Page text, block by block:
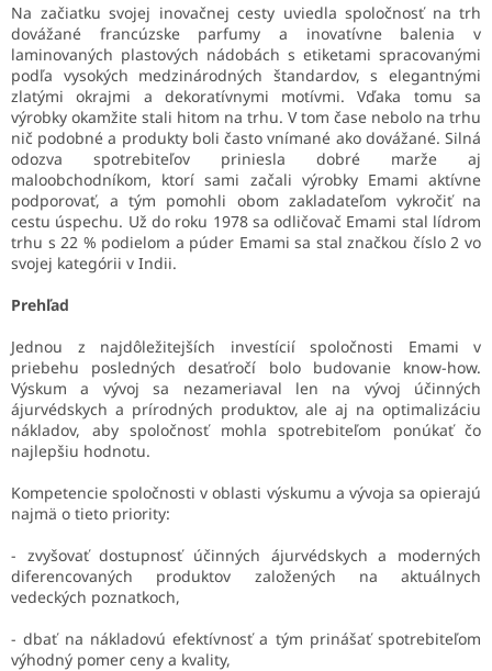
Na začiatku svojej inovačnej cesty uviedla spoločnosť na trh
dovážané francúzske parfumy a inovatívne balenia v
laminovaných plastových nádobách s etiketami spracovanými
podľa vysokých medzinárodných štandardov, s elegantnými
zlatými okrajmi a dekoratívnymi motívmi. Vďaka tomu sa
výrobky okamžite stali hitom na trhu. V tom čase nebolo na trhu
nič podobné a produkty boli často vnímané ako dovážané. Silná
odozva spotrebiteľov priniesla dobré marže aj
maloobchodníkom, ktorí sami začali výrobky Emami aktívne
podporovať, a tým pomohli obom zakladateľom vykročiť na
cestu úspechu. Už do roku 1978 sa odličovač Emami stal lídrom
trhu s 22 % podielom a púder Emami sa stal značkou číslo 2 vo
svojej kategórii v Indii.
Prehľad
Jednou z najdôležitejších investícií spoločnosti Emami v
priebehu posledných desaťročí bolo budovanie know-how.
Výskum a vývoj sa nezameriaval len na vývoj účinných
ájurvédskych a prírodných produktov, ale aj na optimalizáciu
nákladov, aby spoločnosť mohla spotrebiteľom ponúkať čo
najlepšiu hodnotu.
Kompetencie spoločnosti v oblasti výskumu a vývoja sa opierajú
najmä o tieto priority:
- zvyšovať dostupnosť účinných ájurvédskych a moderných
diferencovaných produktov založených na aktuálnych
vedeckých poznatkoch,
- dbať na nákladovú efektívnosť a tým prinášať spotrebiteľom
výhodný pomer ceny a kvality,